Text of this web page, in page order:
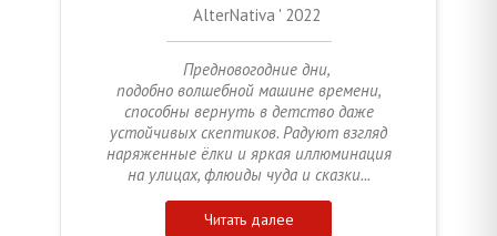
AlterNativa ' 2022
Предновогодние дни,
подобно волшебной машине времени,
способны вернуть в детство даже
устойчивых скептиков. Радуют взгляд
наряженные ёлки и яркая иллюминация
на улицах, флюиды чуда и сказки...
Читать далее